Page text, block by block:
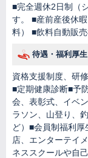
■完全週休2日制（
す。 ■産前産後休
料） ■飲料自動販
待遇・福利厚生
資格支援制度、研
■定期健康診断■予
会、表彰式、イベ
ラソン、山登り、
ど）■会員制福利
店、エンターテイ
ネススクールや自